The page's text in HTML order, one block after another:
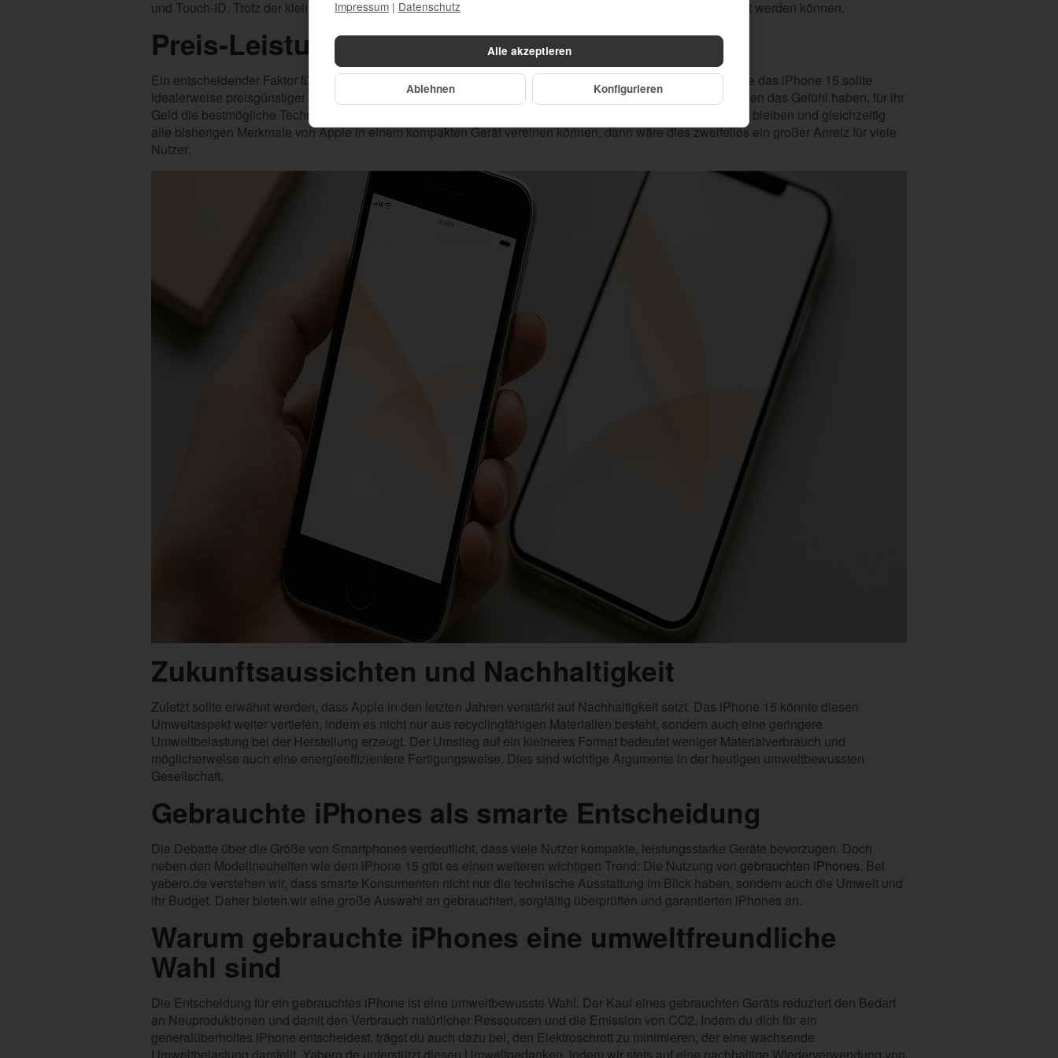
und Touch-ID. Trotz der kleineren Bauweise sollten solche Sicherheitsfeatures nahtlos integriert und genutzt werden können.
Preis-Leistungs-Verhältnis
Ein entscheidender Faktor für die meisten Käufer ist das Preis-Leistungs-Verhältnis. Ein kleineres Modell wie das iPhone 15 sollte
idealerweise preisgünstiger sein, ohne dabei qualitativ schlechter zu sein als größere Modelle. Käufer müssen das Gefühl haben, für ihr
Geld die bestmögliche Technologie zu erhalten. Sollte das iPhone 15 preislich in einem attraktiven Rahmen bleiben und gleichzeitig
alle bisherigen Merkmale von Apple in einem kompakten Gerät vereinen können, dann wäre dies zweifellos ein großer Anreiz für viele
Nutzer.
Zukunftsaussichten und Nachhaltigkeit
Zuletzt sollte erwähnt werden, dass Apple in den letzten Jahren verstärkt auf Nachhaltigkeit setzt. Das iPhone 15 könnte diesen
Umweltaspekt weiter vertiefen, indem es nicht nur aus recyclingfähigen Materialien besteht, sondern auch eine geringere
Umweltbelastung bei der Herstellung erzeugt. Der Umstieg auf ein kleineres Format bedeutet weniger Materialverbrauch und
möglicherweise auch eine energieeffizientere Fertigungsweise. Dies sind wichtige Argumente in der heutigen umweltbewussten
Gesellschaft.
Gebrauchte iPhones als smarte Entscheidung
Die Debatte über die Größe von Smartphones verdeutlicht, dass viele Nutzer kompakte, leistungsstarke Geräte bevorzugen. Doch
neben den Modellneuheiten wie dem iPhone 15 gibt es einen weiteren wichtigen Trend: Die Nutzung von gebrauchten iPhones . Bei
yabero.de verstehen wir, dass smarte Konsumenten nicht nur die technische Ausstattung im Blick haben, sondern auch die Umwelt und
ihr Budget. Daher bieten wir eine große Auswahl an gebrauchten, sorgfältig überprüften und garantierten iPhones an.
Warum gebrauchte iPhones eine umweltfreundliche
Wahl sind
Die Entscheidung für ein gebrauchtes iPhone ist eine umweltbewusste Wahl. Der Kauf eines gebrauchten Geräts reduziert den Bedarf
an Neuproduktionen und damit den Verbrauch natürlicher Ressourcen und die Emission von CO2. Indem du dich für ein
generalüberholtes iPhone entscheidest, trägst du auch dazu bei, den Elektroschrott zu minimieren, der eine wachsende
Umweltbelastung darstellt. Yabero.de unterstützt diesen Umweltgedanken, indem wir stets auf eine nachhaltige Wiederverwendung von
Alle akzeptieren
Ablehnen Konfigurieren
Impressum | Datenschutz